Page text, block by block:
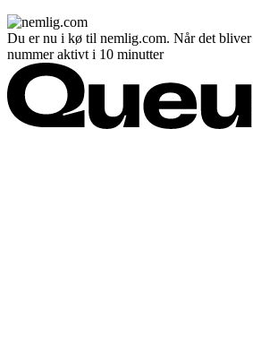
Du er nu i kø til nemlig.com. Når det
nummer aktivt i 10 minutter